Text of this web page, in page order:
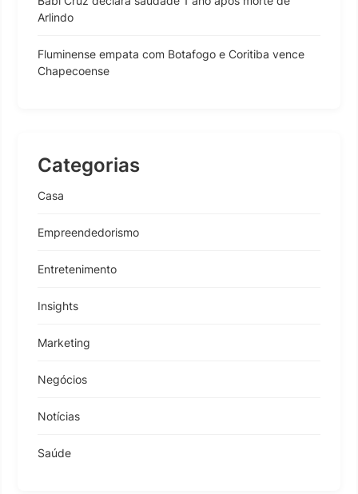
Arlindo
Fluminense empata com Botafogo e Coritiba vence
Chapecoense
Categorias
Casa
Empreendedorismo
Entretenimento
Insights
Marketing
Negócios
Notícias
Saúde